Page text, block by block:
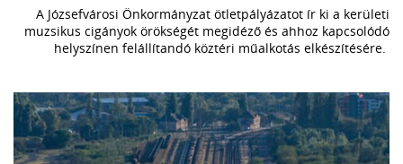
A Józsefvárosi Önkormányzat ötletpályázatot ír ki a kerületi
muzsikus cigányok örökségét megidéző és ahhoz kapcsolódó
helyszínen felállítandó köztéri műalkotás elkészítésére.